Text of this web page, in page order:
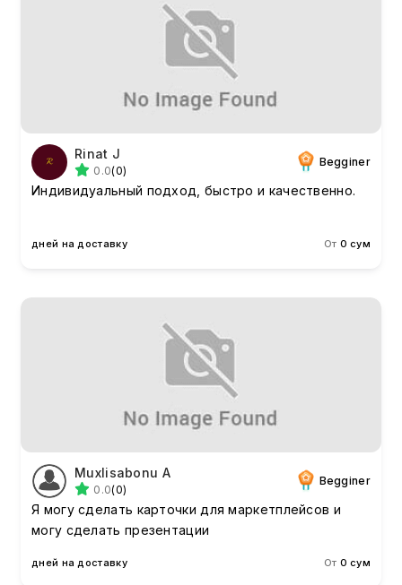
Rinat J
0.0(0)
Begginer
Индивидуальный подход, быстро и качественно.
дней на доставку От 0 сум
Muxlisabonu А
0.0(0)
Begginer
Я могу сделать карточки для маркетплейсов и
могу сделать презентации
дней на доставку От 0 сум